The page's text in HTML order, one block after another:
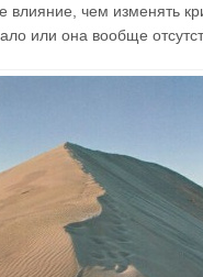
влияние, чем изменять
или она вообще